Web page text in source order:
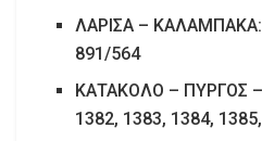
ΛΑΡΙΣΑ – ΚΑΛΑΜΠΑΚΑ:
891/564
ΚΑΤΑΚΟΛΟ – ΠΥΡΓΟΣ
1382, 1383, 1384,